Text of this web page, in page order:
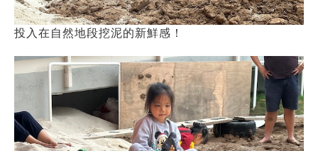
投入在自然地段挖泥的新鮮感！